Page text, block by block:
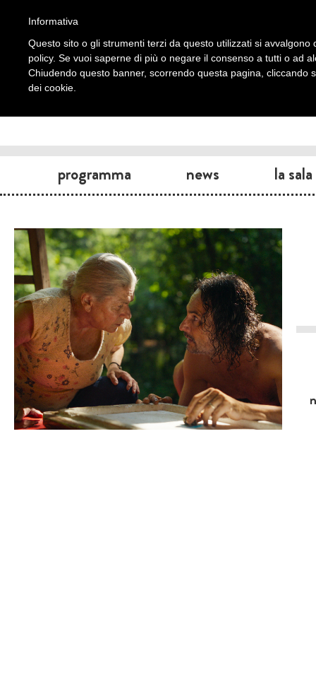
programma news la sala
Informativa
Questo sito o gli strumenti terzi da questo utilizzati si
policy. Se vuoi saperne di più o negare il consenso a tutti o ad
Chiudendo questo banner, scorrendo questa pagina, cliccando
dei cookie.